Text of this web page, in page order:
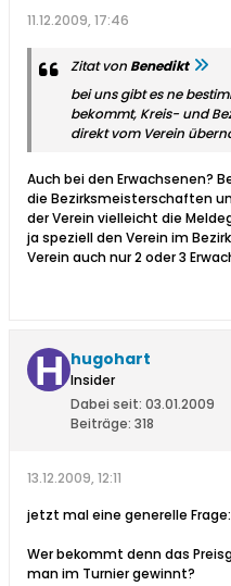
11.12.2009, 17:46
Zitat vonBenedikt
bei uns gibt es ne
bekommt, Kreis- und
direkt vom Verein
Auch bei den Erwachsenen?
die Bezirksmeisterschaften
der Verein vielleicht die
ja speziell den Verein im
Verein auch nur 2 oder 3
hugohart
Insider
Dabei seit: 03.01.2009
Beiträge: 318
13.12.2009, 12:11
jetzt mal eine generelle Frage:
Wer bekommt denn das
man im Turnier gewinnt?